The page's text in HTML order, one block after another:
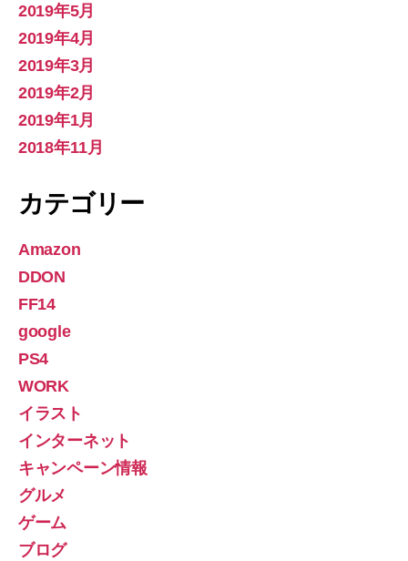
2019年5月
2019年4月
2019年3月
2019年2月
2019年1月
2018年11月
カテゴリー
Amazon
DDON
FF14
google
PS4
WORK
イラスト
インターネット
キャンペーン情報
グルメ
ゲーム
ブログ